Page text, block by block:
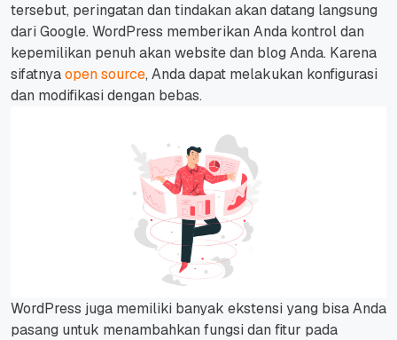
tersebut, peringatan dan tindakan akan datang langsung
dari Google. WordPress memberikan Anda kontrol dan
kepemilikan penuh akan website dan blog Anda. Karena
sifatnyaopen source, Anda dapat melakukan konfigurasi
dan modifikasi dengan bebas.
WordPress juga memiliki banyak ekstensi yang bisa Anda
pasang untuk menambahkan fungsi dan fitur pada